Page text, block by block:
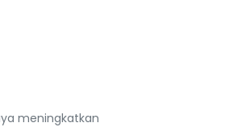
meningkatkan